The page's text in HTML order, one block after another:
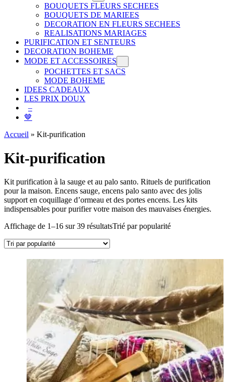
BOUQUETS FLEURS SECHEES
BOUQUETS DE MARIEES
DECORATION EN FLEURS SECHEES
REALISATIONS MARIAGES
PURIFICATION ET SENTEURS
DECORATION BOHEME
MODE ET ACCESSOIRES
POCHETTES ET SACS
MODE BOHEME
IDEES CADEAUX
LES PRIX DOUX
–
🤎
Accueil » Kit-purification
Kit-purification
Kit purification à la sauge et au palo santo. Rituels de purification
pour la maison. Encens sauge, encens palo santo avec des jolis
support en coquillage d’ormeau et des portes encens. Les kits
indispensables pour purifier votre maison des mauvaises énergies.
Affichage de 1–16 sur 39 résultatsTrié par popularité